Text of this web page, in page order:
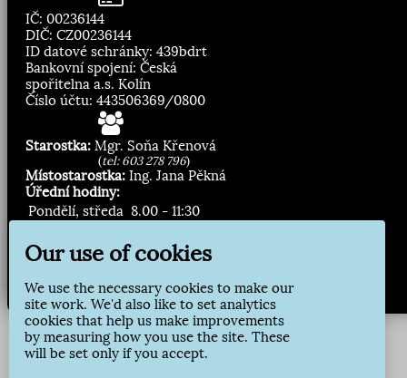
IČ: 00236144
DIČ: CZ00236144
ID datové schránky: 439bdrt
Bankovní spojení: Česká
spořitelna a.s. Kolín
Číslo účtu: 443506369/0800
Starostka: Mgr. Soňa Křenová
(tel: 603 278 796)
Místostarostka: Ing. Jana Pěkná
Úřední hodiny:
Pondělí, středa 8.00 - 11:30
Zasílání novinek:
Přihlásit odběr
Our use of cookies
We use the necessary cookies to make our
site work. We'd also like to set analytics
cookies that help us make improvements
by measuring how you use the site. These
will be set only if you accept.